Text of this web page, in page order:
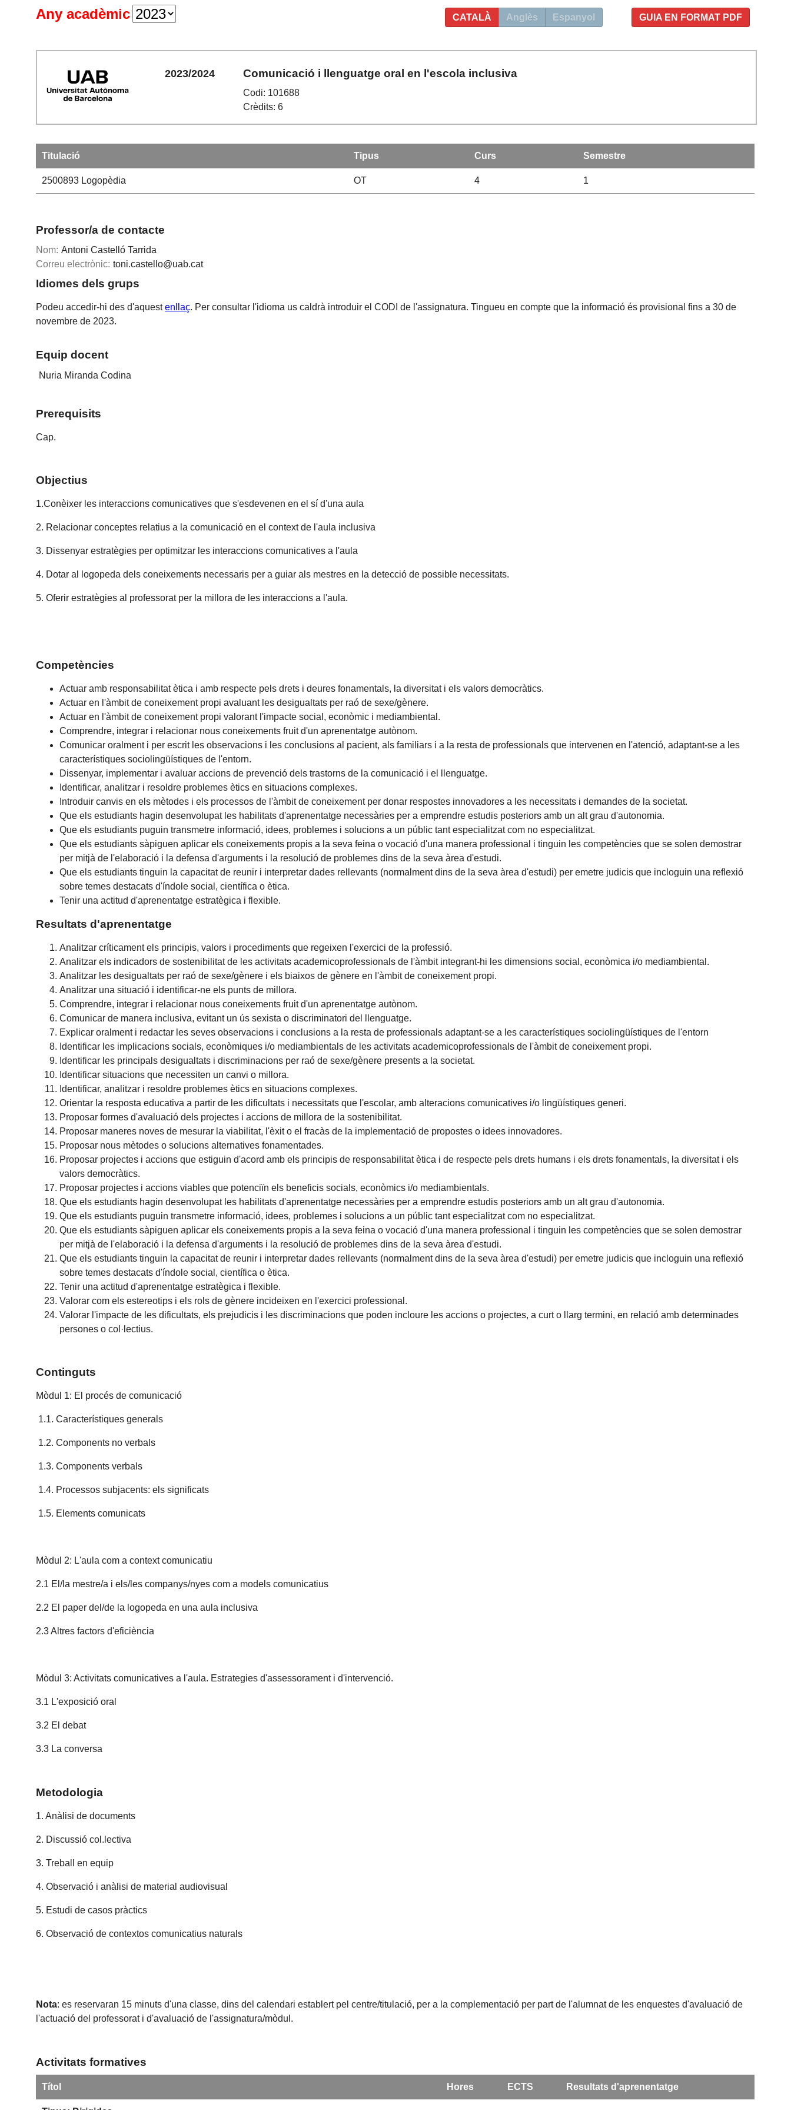
GUIA EN FORMAT PDF
CATALÀ Anglès Espanyol
Any acadèmic
2023/2024 Comunicació i llenguatge oral en l'escola inclusiva
Codi: 101688
Crèdits: 6
Titulació Tipus Curs Semestre
2500893Logopèdia OT 4 1
Professor/a de contacte
Nom: Antoni Castelló Tarrida
Correu electrònic: toni.castello@uab.cat
Idiomes dels grups
Podeu accedir-hi des d'aquestenllaç. Per consultar l'idioma us caldrà introduir el CODI de l'assignatura. Tingueu en compte que la informació és provisional fins a 30 de
novembre de 2023.
Equip docent
Nuria Miranda Codina
Prerequisits
Cap.
Objectius
1.Conèixer les interaccions comunicatives que s'esdevenen en el sí d'una aula
2. Relacionar conceptes relatius a la comunicació en el context de l'aula inclusiva
3. Dissenyar estratègies per optimitzar les interaccions comunicatives a l'aula
4. Dotar al logopeda dels coneixements necessaris per a guiar als mestres en la detecció de possible necessitats.
5. Oferir estratègies al professorat per la millora de les interaccions a l'aula.
Competències
Actuar amb responsabilitat ètica i amb respecte pels drets i deures fonamentals, la diversitat i els valors democràtics.
Actuar en l'àmbit de coneixement propi avaluant les desigualtats per raó de sexe/gènere.
Actuar en l'àmbit de coneixement propi valorant l'impacte social, econòmic i mediambiental.
Comprendre, integrar i relacionar nous coneixements fruit d'un aprenentatge autònom.
Comunicar oralment i per escrit les observacions i les conclusions al pacient, als familiars i a la resta de professionals que intervenen en l'atenció, adaptant-se a les
característiques sociolingüístiques de l'entorn.
Dissenyar, implementar i avaluar accions de prevenció dels trastorns de la comunicació i el llenguatge.
Identificar, analitzar i resoldre problemes ètics en situacions complexes.
Introduir canvis en els mètodes i els processos de l'àmbit de coneixement per donar respostes innovadores a les necessitats i demandes de la societat.
Que els estudiants hagin desenvolupat les habilitats d'aprenentatge necessàries per a emprendre estudis posteriors amb un alt grau d'autonomia.
Que els estudiants puguin transmetre informació, idees, problemes i solucions a un públic tant especialitzat com no especialitzat.
Que els estudiants sàpiguen aplicar els coneixements propis a la seva feina o vocació d'una manera professional i tinguin les competències que se solen demostrar
per mitjà de l'elaboració i la defensa d'arguments i la resolució de problemes dins de la seva àrea d'estudi.
Que els estudiants tinguin la capacitat de reunir i interpretar dades rellevants (normalment dins de la seva àrea d'estudi) per emetre judicis que incloguin una reflexió
sobre temes destacats d'índole social, científica o ètica.
Tenir una actitud d'aprenentatge estratègica i flexible.
Resultats d'aprenentatge
Analitzar críticament els principis, valors i procediments que regeixen l'exercici de la professió.
Analitzar els indicadors de sostenibilitat de les activitats academicoprofessionals de l'àmbit integrant-hi les dimensions social, econòmica i/o mediambiental.
Analitzar les desigualtats per raó de sexe/gènere i els biaixos de gènere en l'àmbit de coneixement propi.
Analitzar una situació i identificar-ne els punts de millora.
Comprendre, integrar i relacionar nous coneixements fruit d'un aprenentatge autònom.
Comunicar de manera inclusiva, evitant un ús sexista o discriminatori del llenguatge.
Explicar oralment i redactar les seves observacions i conclusions a la resta de professionals adaptant-se a les característiques sociolingüístiques de l'entorn
Identificar les implicacions socials, econòmiques i/o mediambientals de les activitats academicoprofessionals de l'àmbit de coneixement propi.
Identificar les principals desigualtats i discriminacions per raó de sexe/gènere presents a la societat.
Identificar situacions que necessiten un canvi o millora.
Identificar, analitzar i resoldre problemes ètics en situacions complexes.
Orientar la resposta educativa a partir de les dificultats i necessitats que l'escolar, amb alteracions comunicatives i/o lingüístiques generi.
Proposar formes d'avaluació dels projectes i accions de millora de la sostenibilitat.
Proposar maneres noves de mesurar la viabilitat, l'èxit o el fracàs de la implementació de propostes o idees innovadores.
Proposar nous mètodes o solucions alternatives fonamentades.
Proposar projectes i accions que estiguin d'acord amb els principis de responsabilitat ètica i de respecte pels drets humans i els drets fonamentals, la diversitat i els
valors democràtics.
Proposar projectes i accions viables que potenciïn els beneficis socials, econòmics i/o mediambientals.
Que els estudiants hagin desenvolupat les habilitats d'aprenentatge necessàries per a emprendre estudis posteriors amb un alt grau d'autonomia.
Que els estudiants puguin transmetre informació, idees, problemes i solucions a un públic tant especialitzat com no especialitzat.
Que els estudiants sàpiguen aplicar els coneixements propis a la seva feina o vocació d'una manera professional i tinguin les competències que se solen demostrar
per mitjà de l'elaboració i la defensa d'arguments i la resolució de problemes dins de la seva àrea d'estudi.
Que els estudiants tinguin la capacitat de reunir i interpretar dades rellevants (normalment dins de la seva àrea d'estudi) per emetre judicis que incloguin una reflexió
sobre temes destacats d'índole social, científica o ètica.
Tenir una actitud d'aprenentatge estratègica i flexible.
Valorar com els estereotips i els rols de gènere incideixen en l'exercici professional.
Valorar l'impacte de les dificultats, els prejudicis i les discriminacions que poden incloure les accions o projectes, a curt o llarg termini, en relació amb determinades
persones o col·lectius.
Continguts
Mòdul 1: El procés de comunicació
1.1. Característiques generals
1.2. Components no verbals
1.3. Components verbals
1.4. Processos subjacents: els significats
1.5. Elements comunicats
Mòdul 2: L'aula com a context comunicatiu
2.1 El/la mestre/a i els/les companys/nyes com a models comunicatius
2.2 El paper del/de la logopeda en una aula inclusiva
2.3 Altres factors d'eficiència
Mòdul 3: Activitats comunicatives a l'aula. Estrategies d'assessorament i d'intervenció.
3.1 L'exposició oral
3.2 El debat
3.3 La conversa
Metodologia
1. Anàlisi de documents
2. Discussió col.lectiva
3. Treball en equip
4. Observació i anàlisi de material audiovisual
5. Estudi de casos pràctics
6. Observació de contextos comunicatius naturals
Nota: es reservaran 15 minuts d'una classe, dins del calendari establert pel centre/titulació, per a la complementació per part de l'alumnat de les enquestes d'avaluació de
l'actuació del professorat i d'avaluació de l'assignatura/mòdul.
Activitats formatives
Títol Hores ECTS Resultats d'aprenentatge